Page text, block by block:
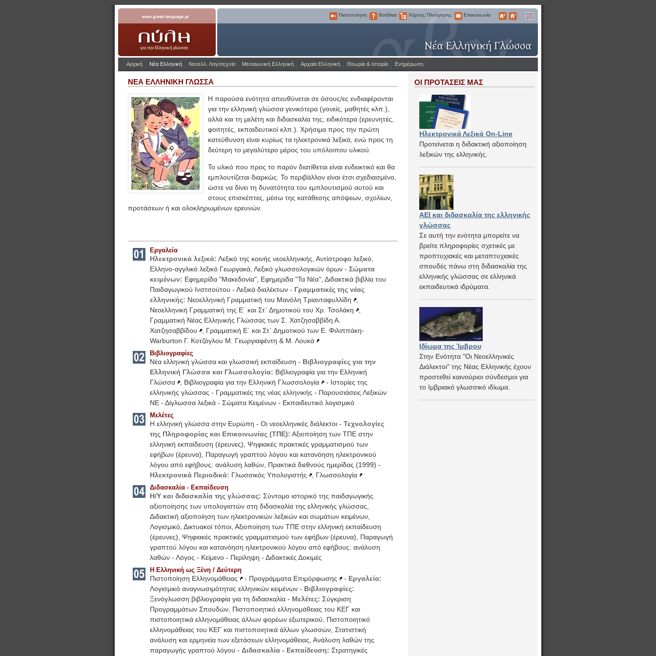
www.greek-language.gr Η Πύλη για την ελληνική γλώσσα
Πιστοποίηση
Πιστοποίηση
Βοήθεια
Βοήθεια
Χάρτης
Χάρτης Πλοήγησης
Επικοινωνία
Επικοινωνία
Μεγαλύτερα
ΜικρότεραEnglish
Αρχική Νέα Ελληνική Νεοελλ. Λογοτεχνία Μεσαιωνική Ελληνική Αρχαία Ελληνική Θεωρία & Ιστορία Ενημέρωση
ΟΙ ΠΡΟΤΑΣΕΙΣ ΜΑΣ
Ηλεκτρονικά Λεξικά On-Line
Προτείνεται η διδακτική αξιοποίηση
λεξικών της ελληνικής.
ΑΕΙ και διδασκαλία της ελληνικής
γλώσσας
Σε αυτή την ενότητα μπορείτε να
βρείτε πληροφορίες σχετικές με
προπτυχιακές και μεταπτυχιακές
σπουδές πάνω στη διδασκαλία της
ελληνικής γλώσσας σε ελληνικά
εκπαιδευτικά ιδρύματα.
Ιδίωμα της Ίμβρου
Στην Ενότητα "Οι Νεοελληνικές
Διάλεκτοι" της Νέας Ελληνικής έχουν
προστεθεί καινούριοι σύνδεσμοι για
το Ιμβριακό γλωσσικό ιδίωμα.
ΝΕΑ ΕΛΛΗΝΙΚΗ ΓΛΩΣΣΑ
Η παρούσα ενότητα απευθύνεται σε όσους/ες ενδιαφέρονται
για την ελληνική γλώσσα γενικότερα (γονείς, μαθητές κλπ.),
αλλά και τη μελέτη και διδασκαλία της, ειδικότερα (ερευνητές,
φοιτητές, εκπαιδευτικοί κλπ.). Χρήσιμα προς την πρώτη
κατεύθυνση είναι κυρίως τα ηλεκτρονικά λεξικά, ενώ προς τη
δεύτερη το μεγαλύτερο μέρος του υπόλοιπου υλικού.
Το υλικό που προς το παρόν διατίθεται είναι ενδεικτικό και θα
εμπλουτίζεται διαρκώς. Το περιβάλλον είναι έτσι σχεδιασμένο,
ώστε να δίνει τη δυνατότητα του εμπλουτισμού αυτού και
στους επισκέπτες, μέσω της κατάθεσης απόψεων, σχολίων,
προτάσεων ή και ολοκληρωμένων ερευνών.
Εργαλεία
Ηλεκτρονικά λεξικά: Λεξικό της κοινής νεοελληνικής Αντίστροφο λεξικό
Ελληνο-αγγλικό λεξικό Γεωργακά Λεξικό γλωσσολογικών όρων - Σώματα
κειμένων: Εφημερίδα "Μακεδονία" Εφημερίδα "Τα Νέα" Διδακτικά βιβλία του
Παιδαγωγικού Ινστιτούτου - Λεξικά διαλέκτων - Γραμματικές της νέας
ελληνικής: Νεοελληνική Γραμματική του Μανόλη Τριανταφυλλίδη
Νεοελληνική Γραμματική της Ε΄ και Στ΄ Δημοτικού του Χρ. Τσολάκη
Γραμματική Νέας Ελληνικής Γλώσσας των Σ. Χατζησαββίδη Α.
Χατζησαββίδου
Γραμματική Ε΄ και Στ΄ Δημοτικού των Ε. Φιλιππάκη-
Warburton Γ. Κοτζόγλου Μ. Γεωργιαφέντη & Μ. Λουκά
Βιβλιογραφίες
Νέα ελληνική γλώσσα και γλωσσική εκπαίδευση - Βιβλιογραφίες για την
Ελληνική Γλώσσα και Γλωσσολογία: Βιβλιογραφία για την Ελληνική
Γλώσσα
Βιβλιογραφία για την Ελληνική Γλωσσολογία - Ιστορίες της
ελληνικής γλώσσας - Γραμματικές της νέας ελληνικής - Παρουσιάσεις Λεξικών
ΝΕ - Δίγλωσσα λεξικά - Σώματα Κειμένων - Εκπαιδευτικό λογισμικό
Μελέτες
Η ελληνική γλώσσα στην Ευρώπη - Οι νεοελληνικές διάλεκτοι - Τεχνολογίες
της Πληροφορίας και Επικοινωνίας (ΤΠΕ): Αξιοποίηση των ΤΠΕ στην
ελληνική εκπαίδευση (έρευνες)
Ψηφιακές πρακτικές γραμματισμού των
εφήβων (έρευνα)
Παραγωγή γραπτού λόγου και κατανόηση ηλεκτρονικού
λόγου από εφήβους: ανάλυση λαθών Πρακτικά διεθνούς ημερίδας (1999) -
Ηλεκτρονικά Περιοδικά: Γλωσσικός Υπολογιστής Γλωσσολογία
Διδασκαλία - Εκπαίδευση
Η/Υ και διδασκαλία της γλώσσας: Σύντομο ιστορικό της παιδαγωγικής
αξιοποίησης των υπολογιστών στη διδασκαλία της ελληνικής γλώσσας
Διδακτική αξιοποίηση των ηλεκτρονικών λεξικών και σωμάτων κειμένων
Λογισμικό Δικτυακοί τόποι Αξιοποίηση των ΤΠΕ στην ελληνική εκπαίδευση
(έρευνες)
Ψηφιακές πρακτικές γραμματισμού των εφήβων (έρευνα)
Παραγωγή
γραπτού λόγου και κατανόηση ηλεκτρονικού λόγου από εφήβους: ανάλυση
λαθών - Λόγος - Κείμενο - Περίληψη - Διδακτικές Δοκιμές
Η Ελληνική ως Ξένη / Δεύτερη
Πιστοποίηση Ελληνομάθειας - Προγράμματα Επιμόρφωσης - Εργαλεία:
Λογισμικό αναγνωσιμότητας ελληνικών κειμένων - Βιβλιογραφίες:
Ξενόγλωσση βιβλιογραφία για τη διδασκαλία - Μελέτες: Σύγκριση
Προγραμμάτων Σπουδών Πιστοποιητικό ελληνομάθειας του ΚΕΓ και
πιστοποιητικά ελληνομάθειας άλλων φορέων εξωτερικού
Πιστοποιητικό
ελληνομάθειας του ΚΕΓ και πιστοποιητικά άλλων γλωσσών Στατιστική
ανάλυση και ερμηνεία των εξετάσεων ελληνομάθειας Ανάλυση λαθών της
παραγωγής γραπτού λόγου - Διδασκαλία - Εκπαίδευση: Στρατηγικές